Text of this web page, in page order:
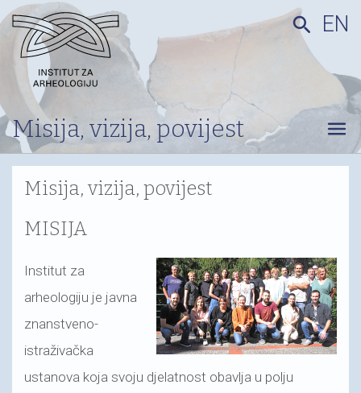
Misija, vizija, povijest
search EN
menu
Misija, vizija, povijest
MISIJA
Institut za
arheologiju je javna
znanstveno-
istraživačka
ustanova koja svoju djelatnost obavlja u polju